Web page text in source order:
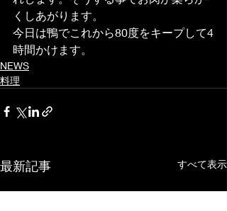
くしあがります。
今日は鴨でこれから80度をキープして4
時間かけます。
NEWS
料理
最新記事 すべて表示